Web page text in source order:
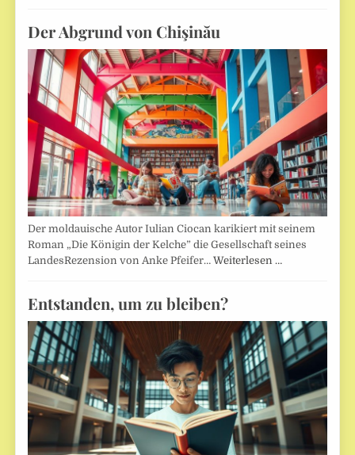
Der Abgrund von Chişinău
Der moldauische Autor Iulian Ciocan karikiert mit seinem
Roman „Die Königin der Kelche” die Gesellschaft seines
LandesRezension von Anke Pfeifer…Weiterlesen …
Entstanden, um zu bleiben?